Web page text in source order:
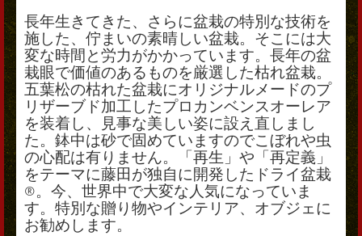
長年生きてきた、さらに盆栽の特別な技術を
施した、佇まいの素晴しい盆栽。そこには大
変な時間と労力がかかっています。長年の盆
栽眼で価値のあるものを厳選した枯れ盆栽。
五葉松の枯れた盆栽にオリジナルメードのプ
リザーブド加工したプロカンベンスオーレア
を装着し、見事な美しい姿に設え直しまし
た。鉢中は砂で固めていますのでこぼれや虫
の心配は有りません。「再生」や「再定義」
をテーマに藤田が独自に開発したドライ盆栽
®。今、世界中で大変な人気になっていま
す。特別な贈り物やインテリア、オブジェに
お勧めします。